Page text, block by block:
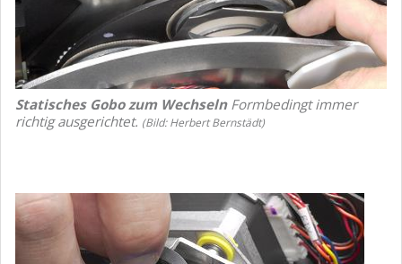
Statisches Gobo zum Wechseln Formbedingt immer
richtig ausgerichtet. (Bild: Herbert Bernstädt)